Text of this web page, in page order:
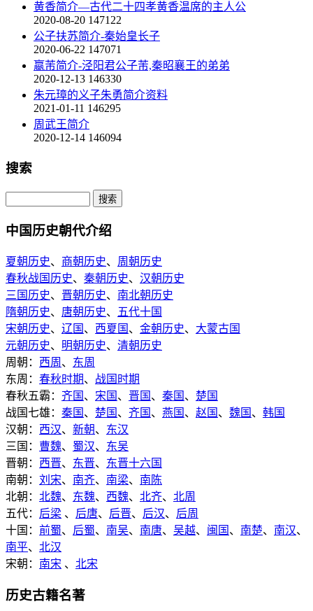
黄香简介—古代二十四孝黄香温席的主人公
2020-08-20 147122
公子扶苏简介-秦始皇长子
2020-06-22 147071
嬴芾简介-泾阳君公子芾,秦昭襄王的弟弟
2020-12-13 146330
朱元璋的义子朱勇简介资料
2021-01-11 146295
周武王简介
2020-12-14 146094
搜索
中国历史朝代介绍
夏朝历史、 商朝历史、 周朝历史
春秋战国历史、 秦朝历史、 汉朝历史
三国历史、 晋朝历史、 南北朝历史
隋朝历史、 唐朝历史、
五代十国
宋朝历史、 辽国 、 西夏国 、 金朝历史、 大蒙古国
元朝历史、 明朝历史、 清朝历史
周朝： 西周 、 东周
东周： 春秋时期、 战国时期
春秋五霸： 齐国 、 宋国 、 晋国 、 秦国 、 楚国
战国七雄： 秦国 、 楚国 、 齐国 、 燕国 、 赵国 、 魏国 、 韩国
汉朝： 西汉、 新朝、 东汉
三国： 曹魏、 蜀汉、 东吴
晋朝： 西晋、 东晋、 东晋十六国
南朝： 刘宋、 南齐、 南梁、 南陈
北朝： 北魏、 东魏、 西魏、 北齐、 北周
五代： 后梁 、 后唐、 后晋、 后汉、 后周
十国： 前蜀、 后蜀、 南吴、 南唐、 吴越、 闽国 、 南楚、 南汉、
南平、 北汉
宋朝： 南宋 、 北宋
历史古籍名著